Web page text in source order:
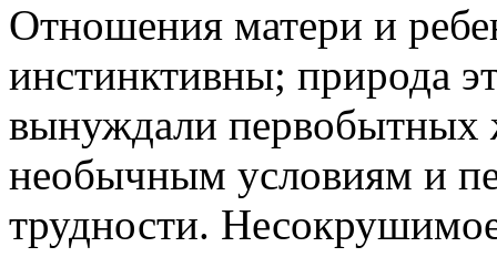
Отношения матери и
инстинктивны; природа
вынуждали
необычным условиям и
трудности.